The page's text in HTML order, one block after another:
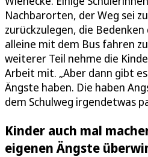
Nachbarorten, der Weg sei
zurückzulegen, die
alleine mit dem Bus fahren
weiterer Teil nehme die
Arbeit mit. „Aber dann gibt
Ängste haben. Die haben
dem Schulweg irgendetwas
Kinder auch mal
eigenen Ängste